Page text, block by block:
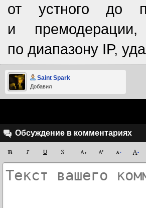
от устного до
и
по диапазону IP,
Saint Spark
Добавил
Обсуждение в комментариях